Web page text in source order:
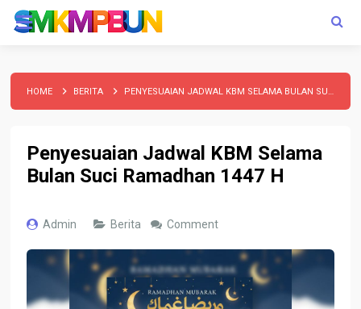
HOME BERITA PENYESUAIAN JADWAL KBM SELAMA BULAN SUCI RAMADHAN 1447 H
Penyesuaian Jadwal KBM Selama
Bulan Suci Ramadhan 1447 H
Admin Berita Comment